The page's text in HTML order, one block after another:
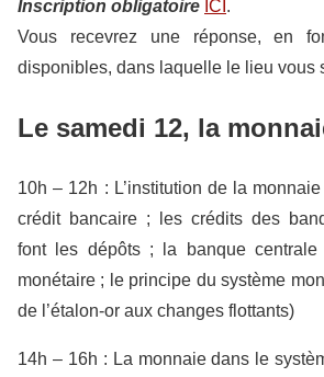
Inscription obligatoire ICI .
Vous recevrez une réponse, en
disponibles, dans laquelle le lieu vous
Le samedi 12, la
10h – 12h : L’institution de la
crédit bancaire ;
les crédits des
font
les dépôts ; la banque
monétaire ; le principe du système
de l’étalon-or aux changes flottants)
14h – 16h : La monnaie dans le